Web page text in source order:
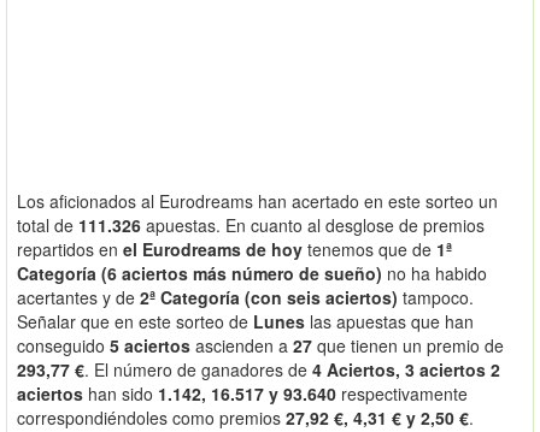
Los aficionados al Eurodreams han acertado en este sorteo un
total de 111.326 apuestas. En cuanto al desglose de premios
repartidos en el Eurodreams de hoy tenemos que de 1ª
Categoría (6 aciertos más número de sueño) no ha habido
acertantes y de 2ª Categoría (con seis aciertos) tampoco.
Señalar que en este sorteo de Lunes las apuestas que han
conseguido 5 aciertos ascienden a 27 que tienen un premio de
293,77 €. El número de ganadores de 4 Aciertos, 3 aciertos 2
aciertos han sido 1.142, 16.517 y 93.640 respectivamente
correspondiéndoles como premios 27,92 €, 4,31 € y 2,50 €.